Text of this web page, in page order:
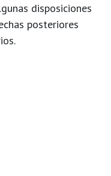
disposiciones
posteriores